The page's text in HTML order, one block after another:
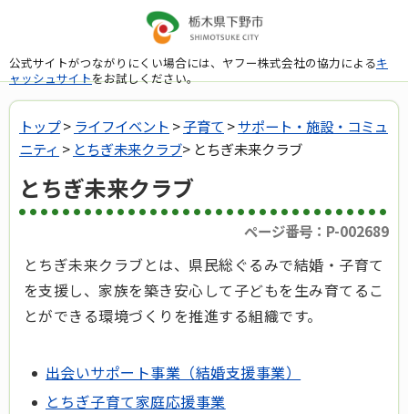
公式サイトがつながりにくい場合には、ヤフー株式会社の協力によるキ
ャッシュサイトをお試しください。
トップ> ライフイベント >子育て >サポート・施設・コミュ
ニティ > とちぎ未来クラブ> とちぎ未来クラブ
とちぎ未来クラブ
ページ番号：P-002689
とちぎ未来クラブとは、県民総ぐるみで結婚・子育て
を支援し、家族を築き安心して子どもを生み育てるこ
とができる環境づくりを推進する組織です。
出会いサポート事業（結婚支援事業）
とちぎ子育て家庭応援事業